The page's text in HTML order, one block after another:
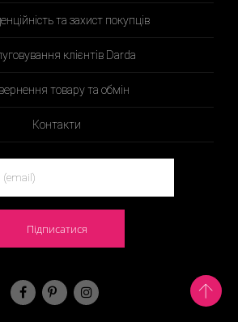
та захист покупців
клієнтів Darda
товару та обмін
Контакти
Підписатися